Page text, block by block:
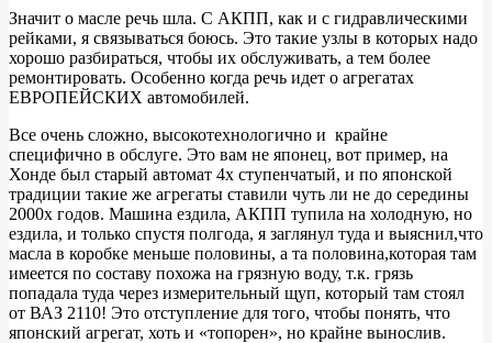
Значит о масле речь шла. С АКПП, как и с гидравлическими
рейками, я связываться боюсь. Это такие узлы в которых надо
хорошо разбираться, чтобы их обслуживать, а тем более
ремонтировать. Особенно когда речь идет о агрегатах
ЕВРОПЕЙСКИХ автомобилей.
Все очень сложно, высокотехнологично и крайне
специфично в обслуге. Это вам не японец, вот пример, на
Хонде был старый автомат 4х ступенчатый, и по японской
традиции такие же агрегаты ставили чуть ли не до середины
2000х годов. Машина ездила, АКПП тупила на холодную, но
ездила, и только спустя полгода, я заглянул туда и выяснил,что
масла в коробке меньше половины, а та половина,которая там
имеется по составу похожа на грязную воду, т.к. грязь
попадала туда через измерительный щуп, который там стоял
от ВАЗ 2110! Это отступление для того, чтобы понять, что
японский агрегат, хоть и «топорен», но крайне вынослив.